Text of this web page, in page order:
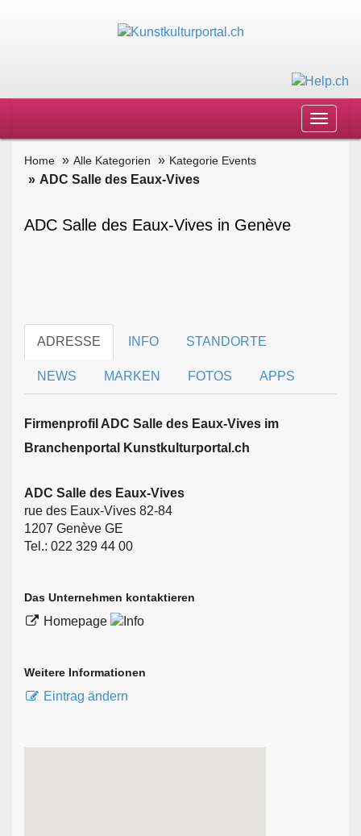
Toggle
Home Alle Kategorien Kategorie Events
ADC Salle des Eaux-Vives
ADC Salle des Eaux-Vives in Genève
ADRESSE INFO STANDORTE
NEWS MARKEN FOTOS APPS
Firmen­profil ADC Salle des Eaux-Vives im
Branchen­portal Kunstkulturportal.ch
ADC Salle des Eaux-Vives
rue des Eaux-Vives 82-84
1207 Genève GE
Tel.: 022 329 44 00
Das Unternehmen kontaktieren
Homepage
Weitere Informationen
Eintrag ändern